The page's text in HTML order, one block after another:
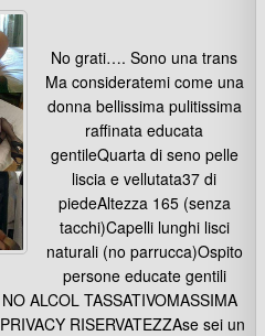
No grati…. Sono una trans
Ma consideratemi come una
donna bellissima pulitissima
raffinata educata
gentileQuarta di seno pelle
liscia e vellutata37 di
piedeAltezza 165 (senza
tacchi)Capelli lunghi lisci
naturali (no parrucca)Ospito
persone educate gentili
ALCOL TASSATIVOMASSIMA
RISERVATEZZAse sei un